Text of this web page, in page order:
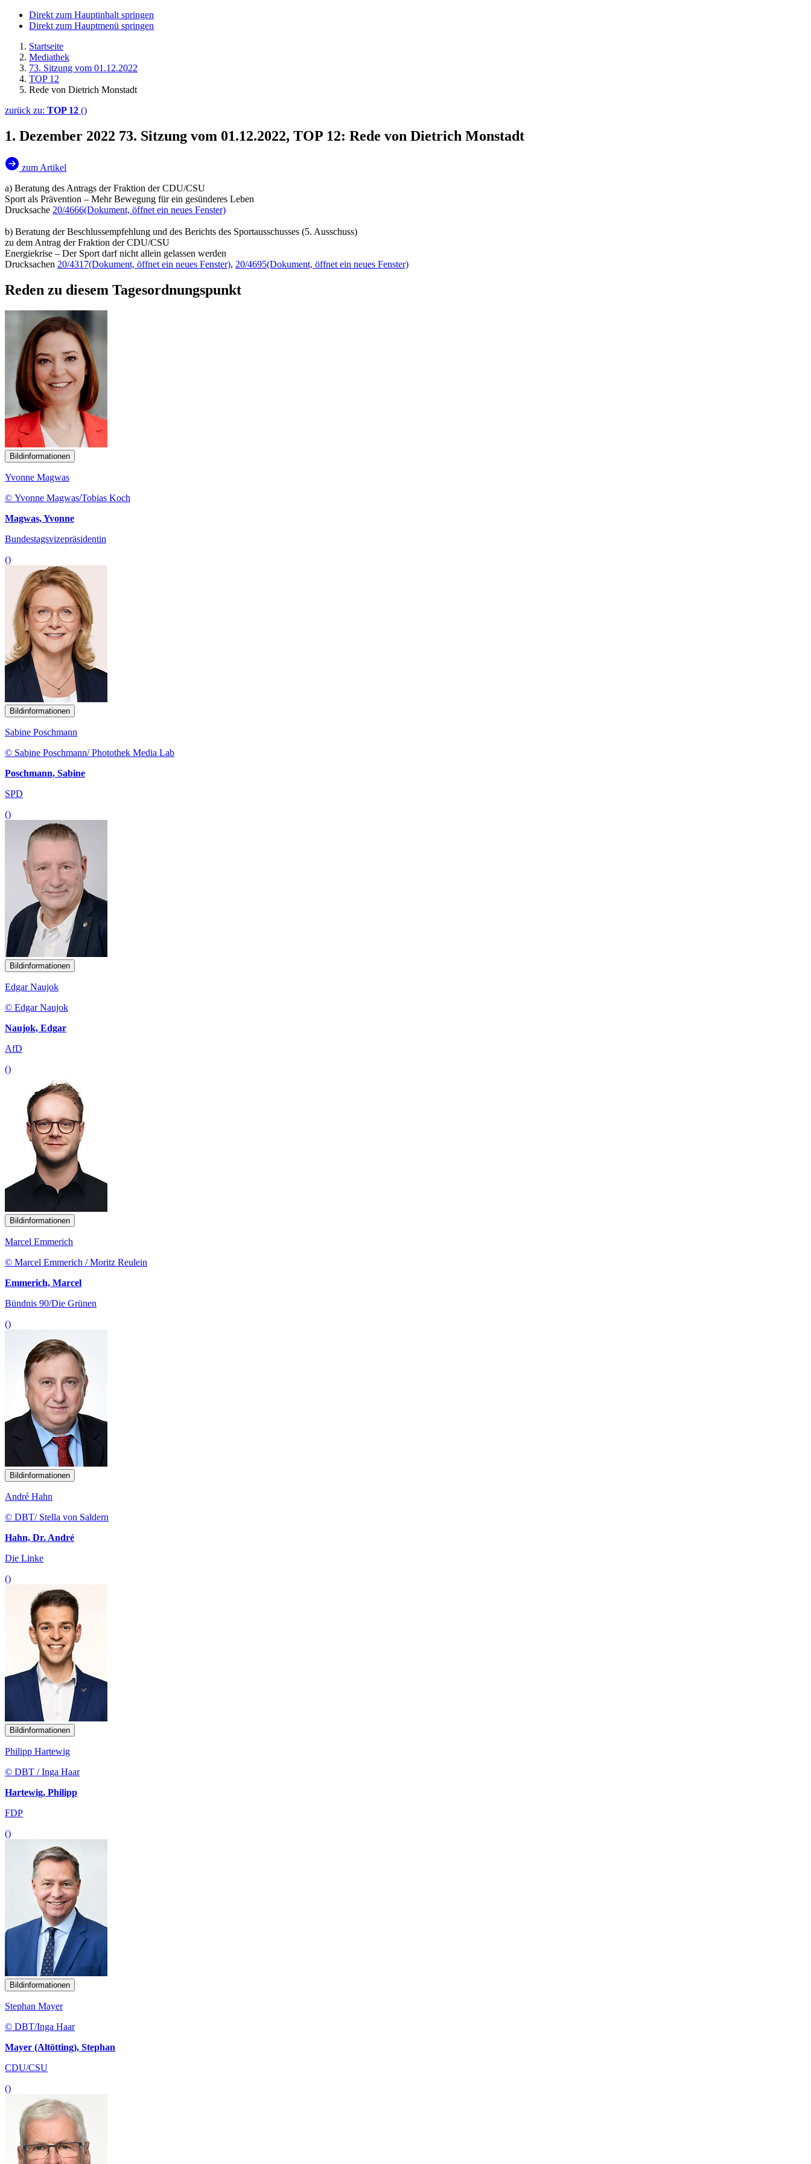
Direkt zum Hauptinhalt springen
Direkt zum Hauptmenü springen
Startseite
Mediathek
73. Sitzung vom 01.12.2022
TOP 12
Rede von Dietrich Monstadt
zurück zu: TOP 12 ()
1. Dezember 2022 73. Sitzung vom 01.12.2022, TOP 12: Rede von Dietrich Monstadt
zum Artikel
a) Beratung des Antrags der Fraktion der CDU/CSU
Sport als Prävention – Mehr Bewegung für ein gesünderes Leben
Drucksache 20/4666(Dokument, öffnet ein neues Fenster)
b) Beratung der Beschlussempfehlung und des Berichts des Sportausschusses (5. Ausschuss)
zu dem Antrag der Fraktion der CDU/CSU
Energiekrise – Der Sport darf nicht allein gelassen werden
Drucksachen 20/4317(Dokument, öffnet ein neues Fenster), 20/4695(Dokument, öffnet ein neues Fenster)
Reden zu diesem Tagesordnungspunkt
Bildinformationen
Yvonne Magwas
© Yvonne Magwas/Tobias Koch
Magwas, Yvonne
Bundestagsvizepräsidentin
()
Bildinformationen
Sabine Poschmann
© Sabine Poschmann/ Photothek Media Lab
Poschmann, Sabine
SPD
()
Bildinformationen
Edgar Naujok
© Edgar Naujok
Naujok, Edgar
AfD
()
Bildinformationen
Marcel Emmerich
© Marcel Emmerich / Moritz Reulein
Emmerich, Marcel
Bündnis 90/Die Grünen
()
Bildinformationen
André Hahn
© DBT/ Stella von Saldern
Hahn, Dr. André
Die Linke
()
Bildinformationen
Philipp Hartewig
© DBT / Inga Haar
Hartewig, Philipp
FDP
()
Bildinformationen
Stephan Mayer
© DBT/Inga Haar
Mayer (Altötting), Stephan
CDU/CSU
()